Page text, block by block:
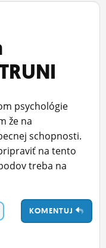
psychológie
že na
schopnosti.
na tento
treba na
KOMENTUJ